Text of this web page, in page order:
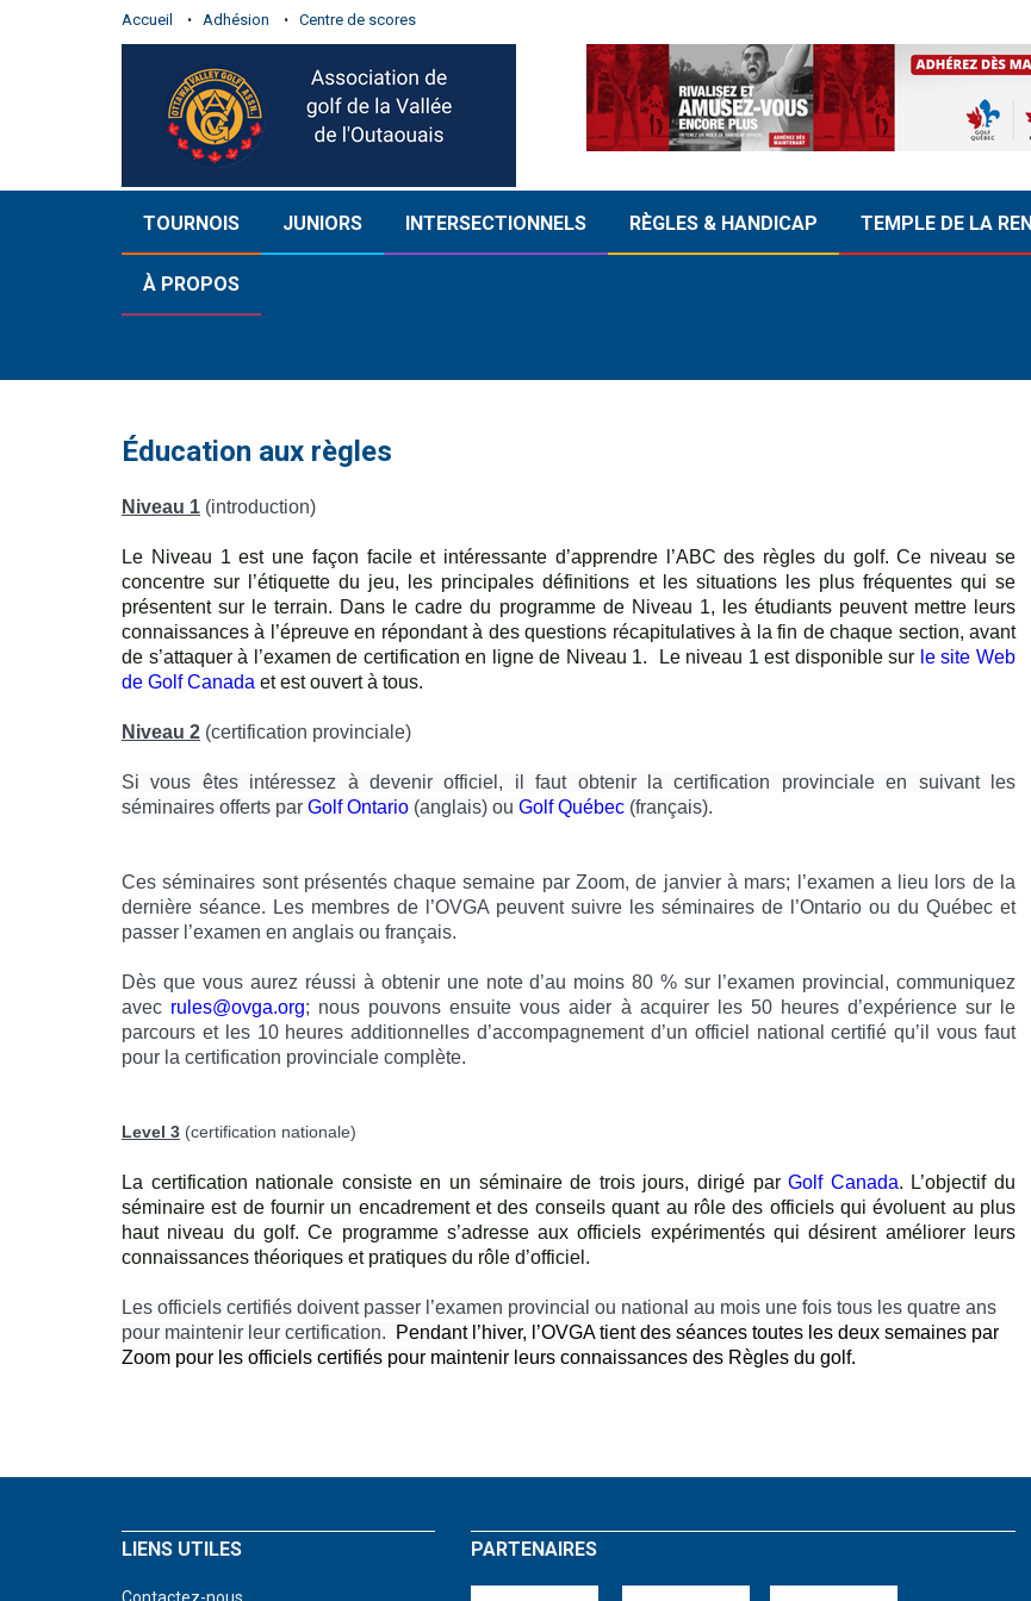
Accueil Adhésion Centre de scores
TOURNOIS JUNIORS INTERSECTIONNELS RÈGLES & HANDICAP TEMPLE DE LA
À PROPOS
Éducation aux règles
Niveau 1 (introduction)
Le Niveau 1 est une façon facile et intéressante d’apprendre l’ABC des règles du golf. Ce niveau se
concentre sur l’étiquette du jeu, les principales définitions et les situations les plus fréquentes qui se
présentent sur le terrain. Dans le cadre du programme de Niveau 1, les étudiants peuvent mettre leurs
connaissances à l’épreuve en répondant à des questions récapitulatives à la fin de chaque section, avant
de s’attaquer à l’examen de certification en ligne de Niveau 1. Le niveau 1 est disponible sur le site Web
de Golf Canada et est ouvert à tous.
Niveau 2 (certification provinciale)
Si vous êtes intéressez à devenir officiel, il faut obtenir la certification provinciale en suivant les
séminaires offerts par Golf Ontario (anglais) ou Golf Québec (français).
Ces séminaires sont présentés chaque semaine par Zoom, de janvier à mars; l’examen a lieu lors de la
dernière séance. Les membres de l’OVGA peuvent suivre les séminaires de l’Ontario ou du Québec et
passer l’examen en anglais ou français.
Dès que vous aurez réussi à obtenir une note d’au moins 80 % sur l’examen provincial, communiquez
avec rules@ovga.org; nous pouvons ensuite vous aider à acquirer les 50 heures d’expérience sur le
parcours et les 10 heures additionnelles d’accompagnement d’un officiel national certifié qu’il vous faut
pour la certification provinciale complète.
Level 3 (certification nationale)
La certification nationale consiste en un séminaire de trois jours, dirigé parGolf Canada. L’objectif du
séminaire est de fournir un encadrement et des conseils quant au rôle des officiels qui évoluent au plus
haut niveau du golf. Ce programme s’adresse aux officiels expérimentés qui désirent améliorer leurs
connaissances théoriques et pratiques du rôle d’officiel.
Les officiels certifiés doivent passer l’examen provincial ou national au mois une fois tous les quatre ans
pour maintenir leur certification.
Pendant l’hiver, l’OVGA tient des séances toutes les deux semaines par
Zoom pour les officiels certifiés pour maintenir leurs connaissances des Règles du golf.
LIENS UTILES PARTENAIRES